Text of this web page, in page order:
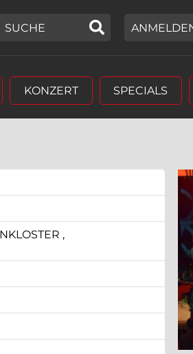
GEBEN SIE HIER EIN SUCHWORT
KONZERT SPECIALS
,